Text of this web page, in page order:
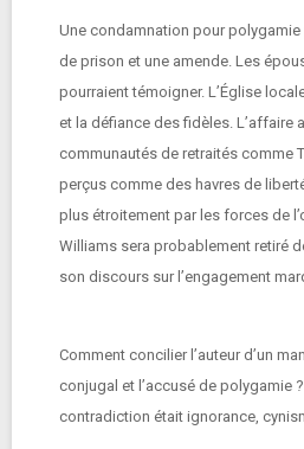
Une condamnation pour polygamie
de prison et une amende. Les
pourraient témoigner. L’Église
et la défiance des fidèles. L’affaire
communautés de retraités comme
perçus comme des havres de
plus étroitement par les forces de
Williams sera probablement retiré
son discours sur l’engagement
Comment concilier l’auteur d’un
conjugal et l’accusé de polygamie
contradiction était ignorance,